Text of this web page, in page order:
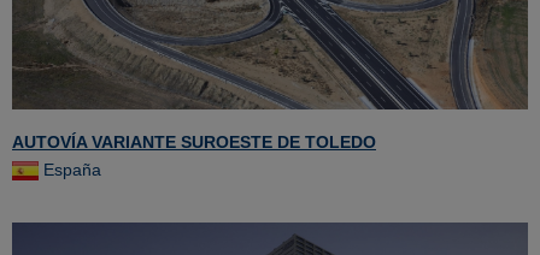
AUTOVÍA VARIANTE SUROESTE DE TOLEDO
España